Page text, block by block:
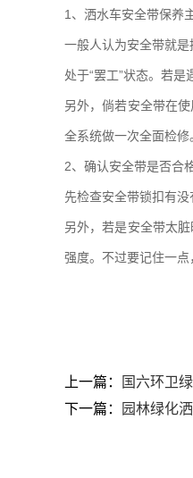
1、洒水车安全带保养
一般人认为安全带就
处于“罢工”状态。若
另外，倘若安全带在
全系统做一次全面检修
2、确认安全带是否合
先检查安全带锁扣有
另外，若是安全带太
强度。不过要记住一点
上一篇：
国六环卫
下一篇：
园林绿化